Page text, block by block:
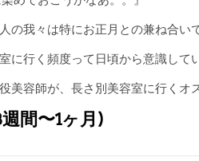
の我々は特にお正月との兼ね合
に行く頻度って日頃から意識して
美容師が、長さ別美容室に行くオ
間〜1ヶ月)